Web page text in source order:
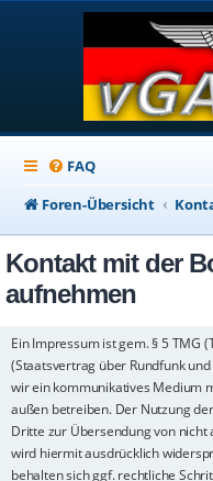
FAQ
Foren-Übersicht
Kontakt mit der
aufnehmen
Ein Impressum ist gem. § 5 TMG
(Staatsvertrag über Rundfunk
wir ein kommunikatives Medium
außen betreiben. Der Nutzung
Dritte zur Übersendung von
wird hiermit ausdrücklich
behalten sich ggf. rechtliche